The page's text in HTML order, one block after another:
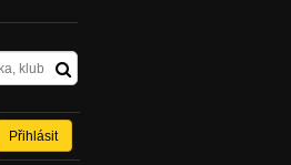
Přihlásit